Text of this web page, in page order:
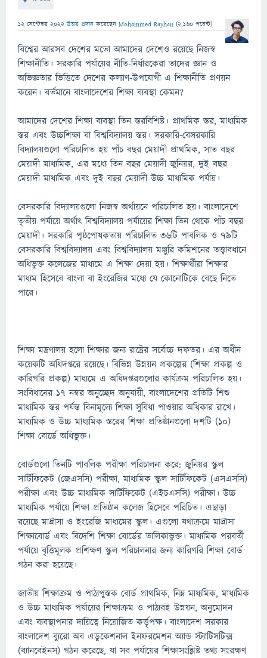
12 সেপ্টেম্বর 2022 উত্তর প্রদান করেছেন Mohammed Rayhan (2,160 পয়েন্ট)
বিশ্বের আরসব দেশের মতো আমাদের দেশেও রয়েছে নিজস্ব
শিক্ষানীতি। সরকারি পর্যায়ের নীতি-নির্ধারকেরা তাদের জ্ঞান ও
অভিজ্ঞতার ভিত্তিতে দেশের কল্যাণ-উপযোগী এ শিক্ষানীতি প্রণয়ন
করেন। বর্তমানে বাংলাদেশের শিক্ষা ব্যবস্থা কেমন?
আমাদের দেশের শিক্ষা ব্যবস্থা তিন স্তরবিশিষ্ট। প্রাথমিক স্তর, মাধ্যমিক
স্তর এবং উচ্চশিক্ষা বা বিশ্ববিদ্যালয় স্তর। সরকারি-বেসরকারি
বিদ্যালয়গুলো পরিচালিত হয় পাঁচ বছর মেয়াদী প্রাথমিক, সাত বছর
মেয়াদী মাধ্যমিক, এর মধ্যে তিন বছর মেয়াদী জুনিয়র, দুই বছর
মেয়াদী মাধ্যমিক এবং দুই বছর মেয়াদী উচ্চ মাধ্যমিক পর্যায়।
বেসরকারি বিদ্যালয়গুলো নিজস্ব অর্থায়নে পরিচালিত হয়। বাংলাদেশে
তৃতীয় পর্যায়ে অর্থাৎ বিশ্ববিদ্যালয় পর্যায়ের শিক্ষা তিন থেকে পাঁচ বছর
মেয়াদী। সরকারি পৃষ্ঠপোষকতায় পরিচালিত ৩৬টি পাবলিক ও ৭৯টি
বেসরকারি বিশ্ববিদ্যালয় এবং বিশ্ববিদ্যালয় মঞ্জুরি কমিশনের তত্ত্বাবধানে
অধিভুক্ত কলেজের মাধ্যমে এ শিক্ষা দেয়া হয়। শিক্ষার্থীরা শিক্ষার
মাধ্যম হিসেবে বাংলা বা ইংরেজির মধ্যে যে কোনোটিকে বেছে নিতে
পারে।
শিক্ষা মন্ত্রণালয় হলো শিক্ষার জন্য রাষ্ট্রের সর্বোচ্চ দফতর। এর অধীন
কয়েকটি অধিদপ্তরে রয়েছে। বিভিন্ন উন্নয়ন প্রকল্পের (শিক্ষা প্রকল্প ও
কারিগরি প্রকল্প) মাধ্যমে এ অধিদপ্তরগুলোর কার্যক্রম পরিচালিত হয়।
সংবিধানের ১৭ নম্বর অনুচ্ছেদ অনুযায়ী, বাংলাদেশের প্রতিটি শিশু
মাধ্যমিক স্তর পর্যন্ত বিনামূল্যে শিক্ষা সুবিধা পাওয়ার অধিকার রাখে।
মাধ্যমিক ও উচ্চ মাধ্যমিক স্তরের শিক্ষা প্রতিষ্ঠানগুলো দশটি (১০)
শিক্ষা বোর্ডে অধিভুক্ত।
বোর্ডগুলো তিনটি পাবলিক পরীক্ষা পরিচালনা করে: জুনিয়র স্কুল
সার্টিফিকেট (জেএসসি) পরীক্ষা, মাধ্যমিক স্কুল সার্টিফিকেট (এসএসসি)
পরীক্ষা এবং উচ্চ মাধ্যমিক সার্টিফিকেট (এইচএসসি) পরীক্ষা। উচ্চ
মাধ্যমিক পর্যায়ে শিক্ষা প্রতিষ্ঠান কলেজ হিসেবে পরিচিত। এছাড়া
রয়েছে মাদ্রাসা ও ইংরেজি মাধ্যমের স্কুল। এগুলো যথাক্রমে মাদ্রাসা
শিক্ষাবোর্ড এবং বিদেশি শিক্ষা বোর্ডের তালিকাভুক্ত। মাধ্যমিক পরবর্তী
পর্যায়ে বৃত্তিমূলক প্রশিক্ষণ স্কুল পরিচালনার জন্য কারিগরি শিক্ষা বোর্ড
গঠন করা হয়েছে।
জাতীয় শিক্ষাক্রম ও পাঠ্যপুস্তক বোর্ড প্রাথমিক, নিম্ন মাধ্যমিক, মাধ্যমিক
ও উচ্চ মাধ্যমিক পর্যায়ের শিক্ষাক্রম ও পাঠ্যবই উন্নয়ন, অনুমোদন
এবং ব্যবস্থাপনার দায়িত্বে নিয়োজিত কর্ত্তৃপক্ষ। বাংলাদেশ সরকার
বাংলাদেশ ব্যুরো অব এডুকেশনাল ইনফরমেশন অ্যান্ড স্ট্যাটিসটিক্স
(ব্যানবেইনস) গঠন করেছে, যা সব পর্যায়ের শিক্ষাসংশ্লিষ্ট তথ্য সংরক্ষণ